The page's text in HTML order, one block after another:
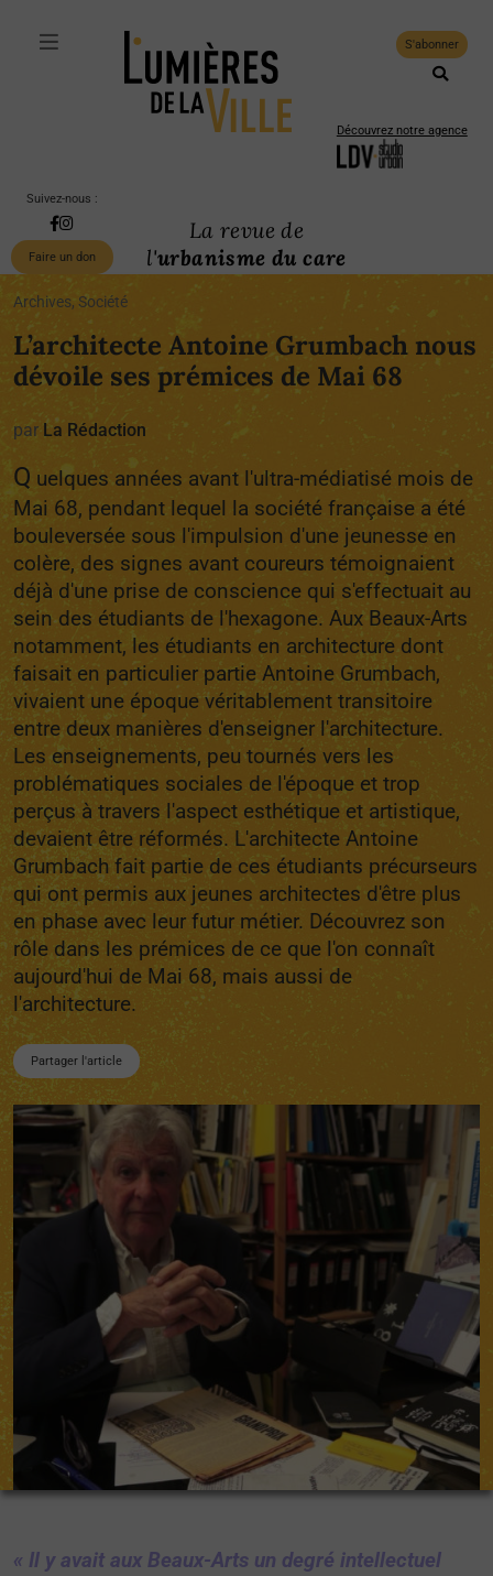
S'abonner
Découvrez notre agence
Suivez-nous :
Faire un don
La revue de
l'urbanisme du care
Archives, Société
L’architecte Antoine Grumbach nous
dévoile ses prémices de Mai 68
par La Rédaction
Q uelques années avant l'ultra-médiatisé mois de
Mai 68, pendant lequel la société française a été
bouleversée sous l'impulsion d'une jeunesse en
colère, des signes avant coureurs témoignaient
déjà d'une prise de conscience qui s'effectuait au
sein des étudiants de l'hexagone. Aux Beaux-Arts
notamment, les étudiants en architecture dont
faisait en particulier partie Antoine Grumbach,
vivaient une époque véritablement transitoire
entre deux manières d'enseigner l'architecture.
Les enseignements, peu tournés vers les
problématiques sociales de l'époque et trop
perçus à travers l'aspect esthétique et artistique,
devaient être réformés. L'architecte Antoine
Grumbach fait partie de ces étudiants précurseurs
qui ont permis aux jeunes architectes d'être plus
en phase avec leur futur métier. Découvrez son
rôle dans les prémices de ce que l'on connaît
aujourd'hui de Mai 68, mais aussi de
l'architecture.
Partager l'article
« Il y avait aux Beaux-Arts un degré intellectuel